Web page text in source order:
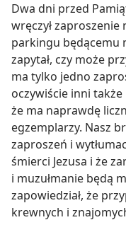
Dwa dni przed
wręczył
parkingu będącemu
zapytał, czy może
ma tylko jedno
oczywiście inni
że ma naprawdę
egzemplarzy. Nasz
zaproszeń i
śmierci Jezusa i że
i muzułmanie będą
zapowiedział, że
krewnych i